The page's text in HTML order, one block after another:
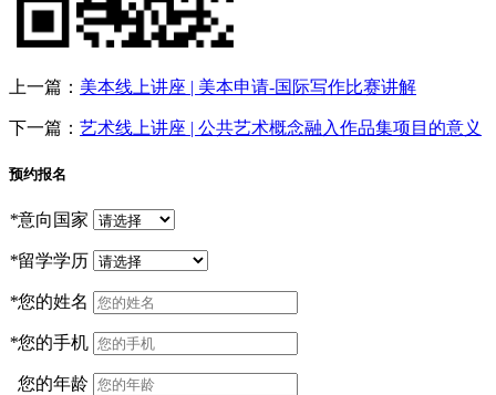
上一篇： 美本线上讲座 | 美本申请-国际写作比赛讲解
下一篇： 艺术线上讲座 | 公共艺术概念融入作品集项目的意义
预约报名
*意向国家
*留学学历
*您的姓名
*您的手机
您的年龄